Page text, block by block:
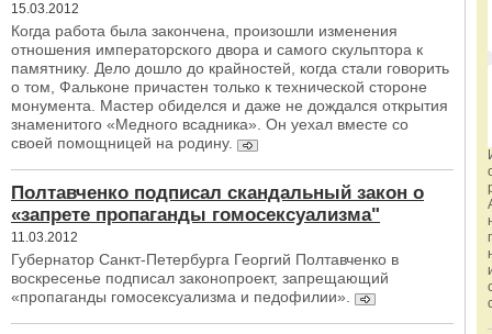
15.03.2012
Когда работа была закончена, произошли изменения
отношения императорского двора и самого скульптора к
памятнику. Дело дошло до крайностей, когда стали говорить
о том, Фальконе причастен только к технической стороне
монумента. Мастер обиделся и даже не дождался открытия
знаменитого «Медного всадника». Он уехал вместе со
своей помощницей на родину.
Полтавченко подписал скандальный закон о
«запрете пропаганды гомосексуализма"
11.03.2012
Губернатор Санкт-Петербурга Георгий Полтавченко в
воскресенье подписал законопроект, запрещающий
«пропаганды гомосексуализма и педофилии».